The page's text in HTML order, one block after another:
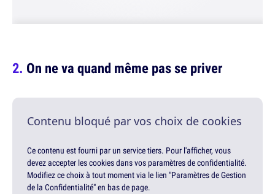
On ne va quand même pas se priver
Contenu bloqué par vos choix de cookies
Ce contenu est fourni par un service tiers. Pour l'afficher, vous
devez accepter les cookies dans vos paramètres de confidentialité.
Modifiez ce choix à tout moment via le lien "Paramètres de Gestion
de la Confidentialité" en bas de page.